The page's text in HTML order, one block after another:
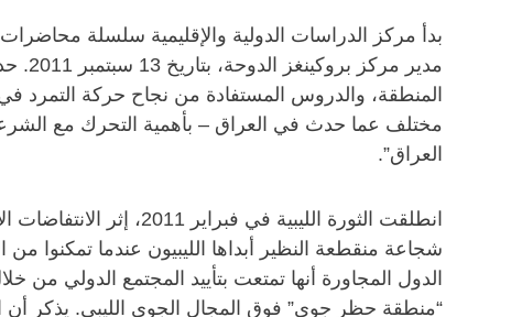
المنطقة، والدروس المستفادة من نجاح حركة
مختلف عما حدث في العراق – بأهمية التحرك مع
العراق”.
انطلقت الثورة
“منطقة حظر جوي” فوق المجال الجوي الليبي. يذكر أن